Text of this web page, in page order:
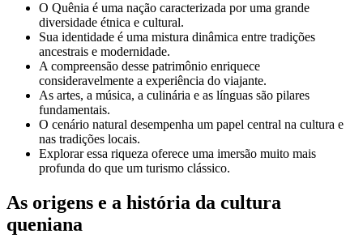
O Quênia é uma nação caracterizada por uma grande
diversidade étnica e cultural.
Sua identidade é uma mistura dinâmica entre tradições
ancestrais e modernidade.
A compreensão desse patrimônio enriquece
consideravelmente a experiência do viajante.
As artes, a música, a culinária e as línguas são pilares
fundamentais.
O cenário natural desempenha um papel central na cultura e
nas tradições locais.
Explorar essa riqueza oferece uma imersão muito mais
profunda do que um turismo clássico.
As origens e a história da cultura
queniana